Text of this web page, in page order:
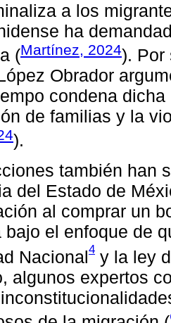
a los
ha
(Martínez, 2024). Por
Obrador
condena
de familias y la
).
también han
del Estado de
al comprar un
bajo el enfoque de
Nacional4 y la ley
algunos expertos